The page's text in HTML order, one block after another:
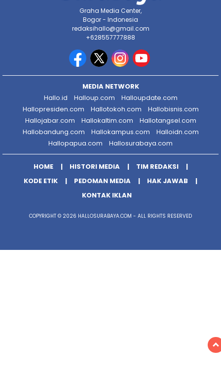
Graha Media Center,
Bogor - Indonesia
redaksihallo@gmail.com
+628557777888
MEDIA NETWORK
Hallo.id
Halloup.com
Halloupdate.com
Hallopresiden.com
Hallotokoh.com
Hallobisnis.com
Hallojabar.com
Hallokaltim.com
Hallotangsel.com
Hallobandung.com
Hallokampus.com
Halloidn.com
Hallopapua.com
Hallosurabaya.com
HOME HISTORI MEDIA
TIM REDAKSI
KODE ETIK
PEDOMAN MEDIA
HAK JAWAB
KONTAK IKLAN
COPYRIGHT © 2026 HALLOSURABAYA.COM - ALL RIGHTS RESERVED